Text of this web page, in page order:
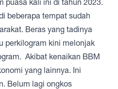
puasa kali ini di tahun 2023.
beberapa tempat sudah
Beras yang tadinya
perkilogram kini melonjak
Akibat kenaikan BBM
yang lainnya. Ini
Belum lagi ongkos